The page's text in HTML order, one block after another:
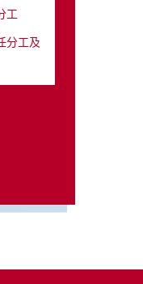
工
分工及